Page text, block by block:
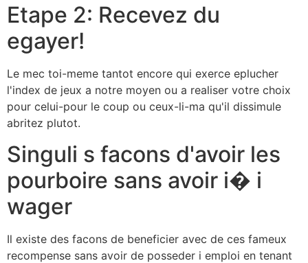
Etape 2: Recevez du
egayer!
Le mec toi-meme tantot encore qui exerce eplucher
l'index de jeux a notre moyen ou a realiser votre choix
pour celui-pour le coup ou ceux-li-ma qu'il dissimule
abritez plutot.
Singuli s facons d'avoir les
pourboire sans avoir i� i
wager
Il existe des facons de beneficier avec de ces fameux
recompense sans avoir de posseder i emploi en tenant